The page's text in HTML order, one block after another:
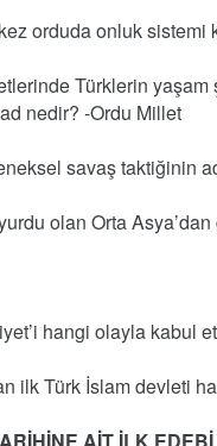
orduda onluk sistemi
Türklerin
nedir? -Ordu Millet
savaş taktiğinin
olan Orta
hangi olayla kabul
ilk Türk İslam devleti